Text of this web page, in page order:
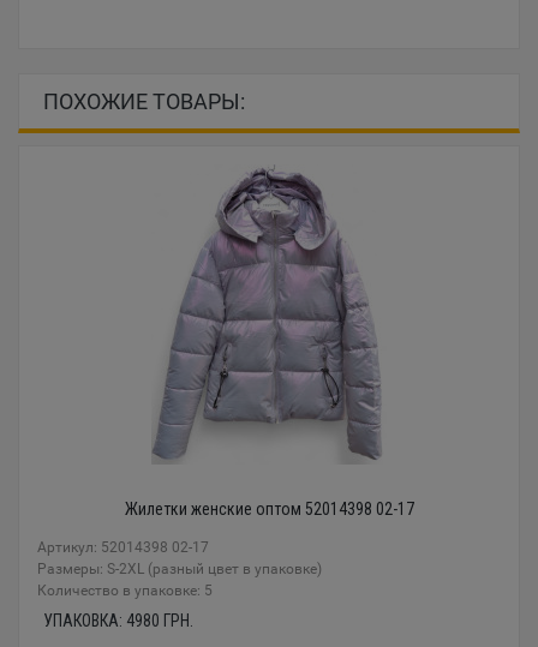
ПОХОЖИЕ ТОВАРЫ:
Жилетки женские оптом 52014398 02-17
Артикул: 52014398 02-17
Размеры: S-2XL (разный цвет в упаковке)
Количество в упаковке: 5
УПАКОВКА: 4980 ГРН.